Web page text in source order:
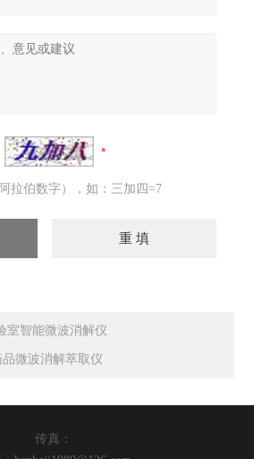
拉伯数字），如：三加四=7
室智能微波消解仪
品微波消解萃取仪
传真：